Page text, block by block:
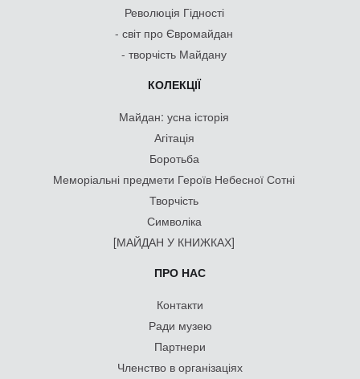
Революція Гідності
- світ про Євромайдан
- творчість Майдану
КОЛЕКЦІЇ
Майдан: усна історія
Агітація
Боротьба
Меморіальні предмети Героїв Небесної Сотні
Творчість
Символіка
[МАЙДАН У КНИЖКАХ]
ПРО НАС
Контакти
Ради музею
Партнери
Членство в організаціях